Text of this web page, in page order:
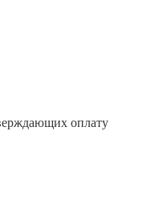
оплату